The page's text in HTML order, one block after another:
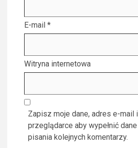
E-mail *
Witryna internetowa
Zapisz moje dane, adres e-mail
przeglądarce aby wypełnić
pisania kolejnych komentarzy.